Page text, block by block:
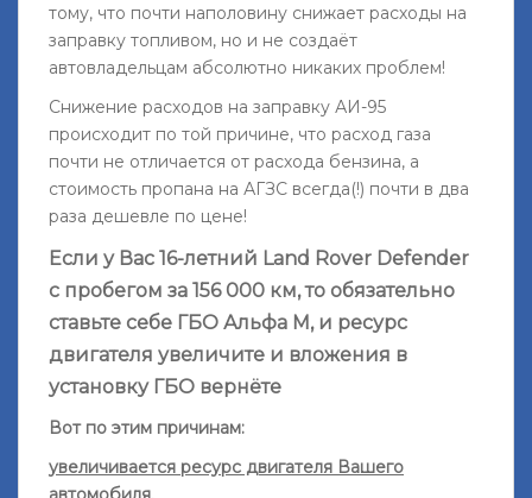
тому, что почти наполовину снижает расходы на
заправку топливом, но и не создаёт
автовладельцам абсолютно никаких проблем!
Снижение расходов на заправку АИ-95
происходит по той причине, что расход газа
почти не отличается от расхода бензина, а
стоимость пропана на АГЗС всегда(!) почти в два
раза дешевле по цене!
Если у Вас 16-летний Land Rover Defender
с пробегом за 156 000 км, то обязательно
ставьте себе ГБО Альфа М, и ресурс
двигателя увеличите и вложения в
установку ГБО вернёте
Вот по этим причинам:
увеличивается ресурс двигателя Вашего